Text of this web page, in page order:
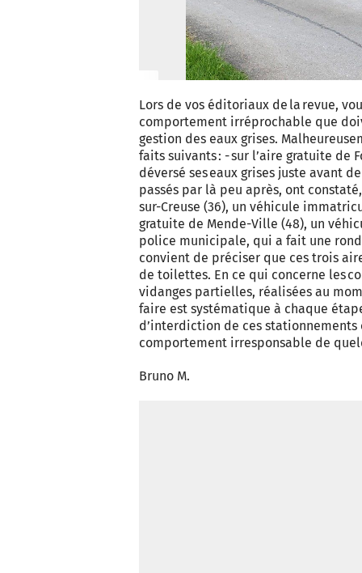
Lors de vos éditoriaux de la revue,
comportement irréprochable que
gestion des eaux grises.
faits suivants : - sur l’aire gratuite de
déversé ses eaux grises juste avant
passés par là peu après, ont
sur-Creuse (36), un véhicule
gratuite de Mende-Ville (48), un
police municipale, qui a fait une
convient de préciser que ces trois
de toilettes. En ce qui concerne les
vidanges partielles, réalisées au
faire est systématique à chaque
d’interdiction de ces
comportement irresponsable de
Bruno M.